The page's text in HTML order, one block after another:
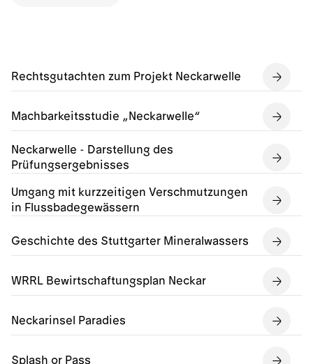
Rechtsgutachten zum Projekt Neckarwelle
Machbarkeitsstudie „Neckarwelle“
Neckarwelle - Darstellung des
Prüfungsergebnisses
Umgang mit kurzzeitigen Verschmutzungen
in Flussbadegewässern
Geschichte des Stuttgarter Mineralwassers
WRRL Bewirtschaftungsplan Neckar
Neckarinsel Paradies
Splash or Pass